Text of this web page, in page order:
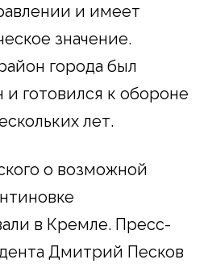
и имеет
значение.
города был
готовился к обороне
лет.
о возможной
в Кремле. Пресс-
Дмитрий Песков